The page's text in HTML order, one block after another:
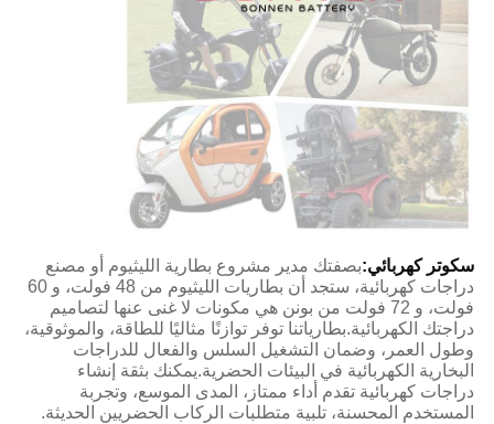
سكوتر كهربائي:بصفتك مدير مشروع بطارية الليثيوم أو مصنع
دراجات كهربائية، ستجد أن بطاريات الليثيوم من 48 فولت، و 60
فولت، و 72 فولت من بونن هي مكونات لا غنى عنها لتصاميم
دراجتك الكهربائية.بطارياتنا توفر توازنًا مثاليًا للطاقة، والموثوقية،
وطول العمر، وضمان التشغيل السلس والفعال للدراجات
البخارية الكهربائية في البيئات الحضرية.يمكنك بثقة إنشاء
دراجات كهربائية تقدم أداء ممتاز، المدى الموسع، وتجربة
المستخدم المحسنة، تلبية متطلبات الركاب الحضريين الحديثة.